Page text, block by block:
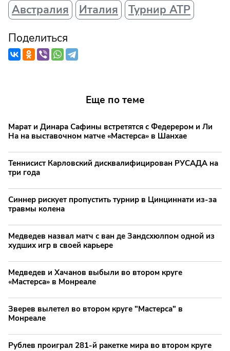
Австралия
Италия
Турнир АТР
Поделиться
Еще по теме
Марат и Динара Сафины встретятся с Федерером и Ли
На на выставочном матче «Мастерса» в Шанхае
Теннисист Карловский дисквалифицирован РУСАДА на
три года
Синнер рискует пропустить турнир в Цинциннати из-за
травмы колена
Медведев назвал матч с ван де Зандсхюлпом одной из
худших игр в своей карьере
Медведев и Хачанов выбыли во втором круге
«Мастерса» в Монреале
Зверев вылетел во втором круге "Мастерса" в
Монреале
Рублев проиграл 281-й ракетке мира во втором круге